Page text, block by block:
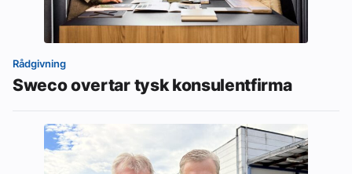
Rådgivning
Sweco overtar tysk konsulentfirma